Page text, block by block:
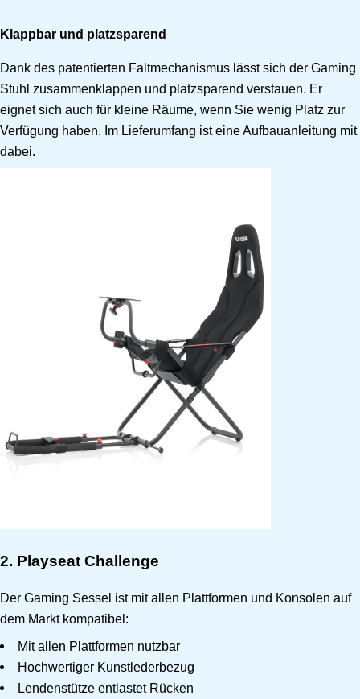
Klappbar und platzsparend
Dank des patentierten Faltmechanismus lässt sich der Gaming
Stuhl zusammenklappen und platzsparend verstauen. Er
eignet sich auch für kleine Räume, wenn Sie wenig Platz zur
Verfügung haben. Im Lieferumfang ist eine Aufbauanleitung mit
dabei.
2. Playseat Challenge
Der Gaming Sessel ist mit allen Plattformen und Konsolen auf
dem Markt kompatibel:
Mit allen Plattformen nutzbar
Hochwertiger Kunstlederbezug
Lendenstütze entlastet Rücken